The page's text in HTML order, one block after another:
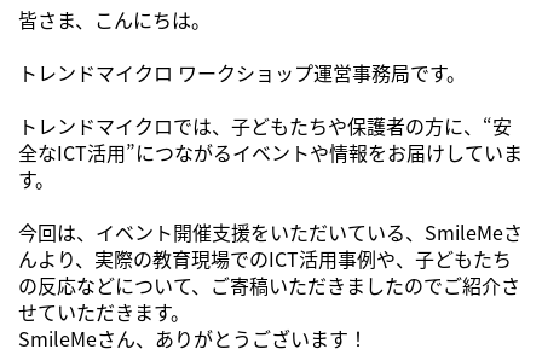
皆さま、こんにちは。
トレンドマイクロ ワークショップ運営事務局です。
トレンドマイクロでは、子どもたちや保護者の方に、“安
全なICT活用”につながるイベントや情報をお届けしていま
す。
今回は、イベント開催支援をいただいている、SmileMeさ
んより、実際の教育現場でのICT活用事例や、子どもたち
の反応などについて、ご寄稿いただきましたのでご紹介さ
せていただきます。
SmileMeさん、ありがとうございます！